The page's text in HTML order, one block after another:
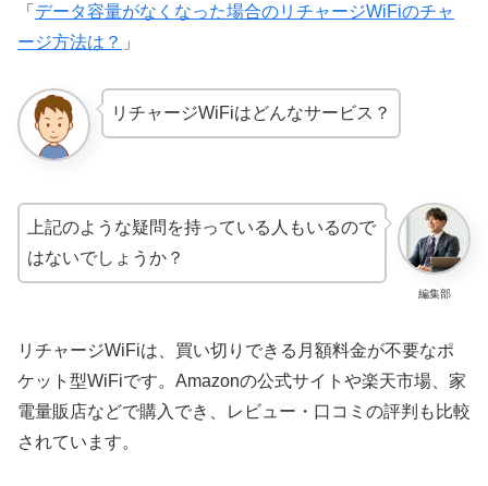
「 データ容量がなくなった場合のリチャージWiFiのチャ
ージ方法は？ 」
リチャージWiFiはどんなサービス？
編集部
上記のような疑問を持っている人もいるので
はないでしょうか？
リチャージWiFiは、買い切りできる月額料金が不要なポ
ケット型WiFiです。Amazonの公式サイトや楽天市場、家
電量販店などで購入でき、レビュー・口コミの評判も比較
されています。